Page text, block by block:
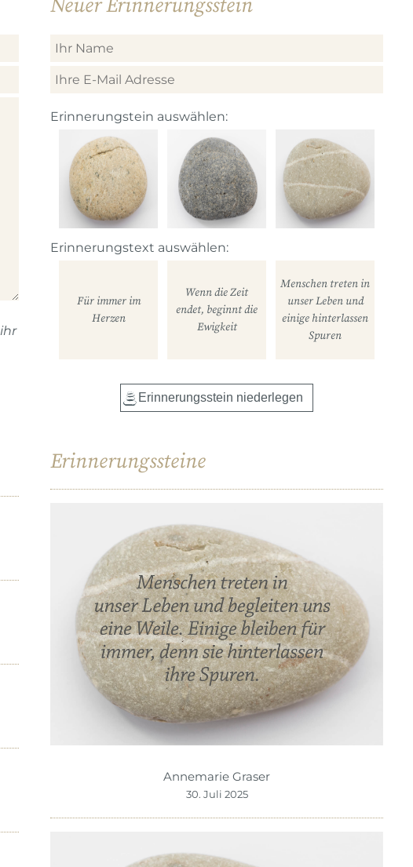
Neuer Erinnerungsstein
Erinnerungstein auswählen:
Erinnerungstext auswählen:
Für immer im
Herzen
Wenn die Zeit
endet, beginnt die
Ewigkeit
Menschen treten in
unser Leben und
einige hinterlassen
Spuren
Erinnerungssteine
Annemarie Graser
30. Juli 2025